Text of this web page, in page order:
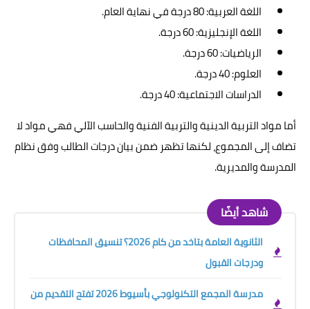
اللغة العربية: 80 درجة في نهاية العام.
اللغة الإنجليزية: 60 درجة.
الرياضيات: 60 درجة.
العلوم: 40 درجة.
الدراسات الاجتماعية: 40 درجة.
أما مواد التربية الدينية والتربية الفنية والحاسب الآلي فهي مواد لا
تضاف إلى المجموع، لكنها تظهر ضمن بيان درجات الطالب وفق نظام
المدرسة والمديرية.
شاهد أيضًا
الثانوية العامة بتاخد من كام 2026؟ تنسيق المحافظات
ودرجات القبول
مدرسة المجمع التكنولوجي بأسيوط 2026 تفتح التقديم من